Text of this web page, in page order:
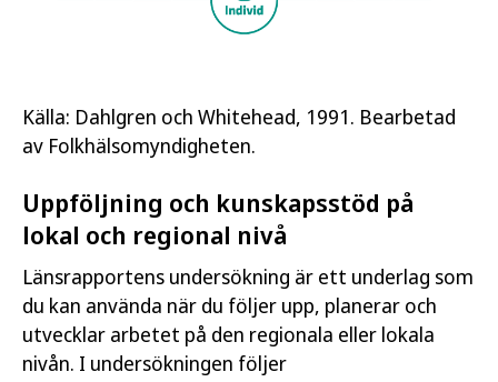
Källa: Dahlgren och Whitehead, 1991. Bearbetad
av Folkhälsomyndigheten.
Uppföljning och kunskapsstöd på
lokal och regional nivå
Länsrapportens undersökning är ett underlag som
du kan använda när du följer upp, planerar och
utvecklar arbetet på den regionala eller lokala
nivån. I undersökningen följer